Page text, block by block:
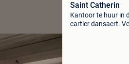
Saint Catherin
Kantoor te huur in
cartier dansaert.